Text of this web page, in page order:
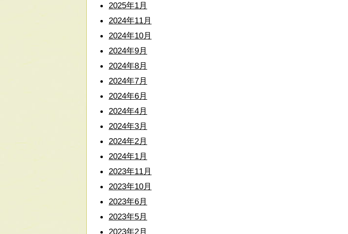
2025年1月
2024年11月
2024年10月
2024年9月
2024年8月
2024年7月
2024年6月
2024年4月
2024年3月
2024年2月
2024年1月
2023年11月
2023年10月
2023年6月
2023年5月
2023年2月